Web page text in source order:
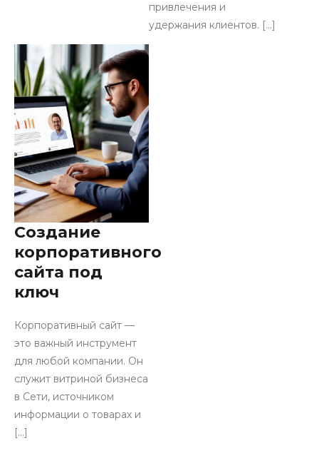
привлечения и
удержания клиентов. […]
Создание
корпоративного
сайта под
ключ
Корпоративный сайт —
это важный инструмент
для любой компании. Он
служит витриной бизнеса
в Сети, источником
информации о товарах и
[…]